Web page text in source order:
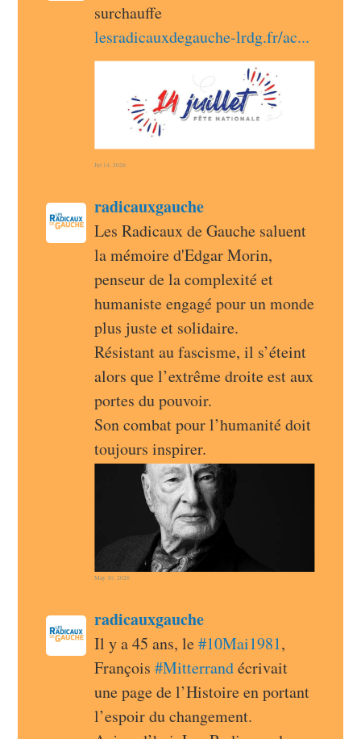
surchauffe
lesradicauxdegauche-lrdg.fr/ac
Jul 14, 2026
radicauxgauche avatar
radicauxgauchepost
Les Radicaux de Gauche saluent
la mémoire d'Edgar Morin,
penseur de la complexité et
humaniste engagé pour un monde
plus juste et solidaire.
Résistant au fascisme, il s’éteint
alors que l’extrême droite est aux
portes du pouvoir.
Son combat pour l’humanité doit
toujours inspirer.
May 30, 2026
radicauxgauche avatar
radicauxgauchepost
Il y a 45 ans, le #10Mai1981,
François #Mitterrand écrivait
une page de l’Histoire en portant
l’espoir du changement.